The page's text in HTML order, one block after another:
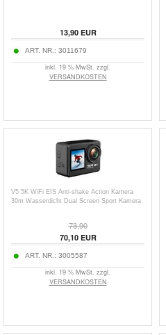
13,90EUR
ART. NR.: 3011679
inkl. 19 % MwSt. zzgl.
VERSANDKOSTEN
V5 5K WiFi EIS Anti-shake Action Kamera
30m Wasserdicht Dual Screen Sport Kamera
73,90
70,10EUR
ART. NR.: 3005587
inkl. 19 % MwSt. zzgl.
VERSANDKOSTEN